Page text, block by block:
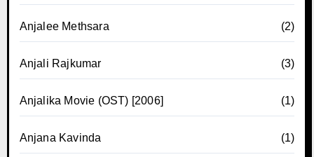
Anjalee Methsara (2)
Anjali Rajkumar (3)
Anjalika Movie (OST) [2006] (1)
Anjana Kavinda (1)